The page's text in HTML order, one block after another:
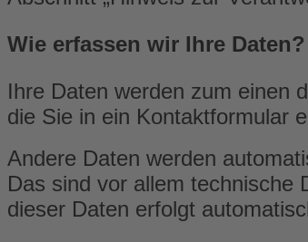
Wie erfassen wir Ihre Daten?
Ihre Daten werden zum einen
die Sie in ein Kontaktformular
Andere Daten werden
Das sind vor allem technische
dieser Daten erfolgt